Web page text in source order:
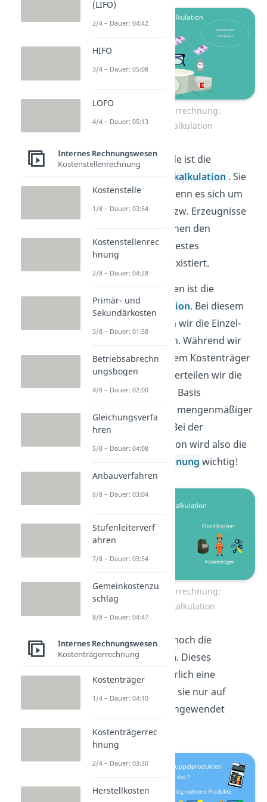
Kostenträgerrechnung:
Divisionskalkulation
Die zweite Methode ist die
Äquivalenzziffernkalkulation . Sie
wird verwendet, wenn es sich um
artgleiche Güter bzw. Erzeugnisse
handelt und zwischen den
Produktarten ein festes
Kostenverhältnis existiert.
Das dritte Verfahren ist die
Zuschlagskalkulation. Bei diesem
Verfahren trennen wir die Einzel-
und Gemeinkosten. Während wir
die Einzelkosten dem Kostenträger
direkt zuordnen, verteilen wir die
Gemeinkosten auf Basis
wertmäßiger oder mengenmäßiger
Schlüsselgrößen. Bei der
Zuschlagskalkulation wird also die
Kostenstellenrechnung wichtig!
Kostenträgerrechnung:
Zuschlagskalkulation
Als viertes gibt es noch die
Kuppelkalkulation. Dieses
Verfahren ist natürlich eine
Besonderheit, weil sie nur auf
Kuppelprodukte angewendet
werden kann.
(LIFO)
2/4 – Dauer: 04:42
HIFO
3/4 – Dauer: 05:08
LOFO
4/4 – Dauer: 05:13
Internes Rechnungswesen
Kostenstellenrechnung
Kostenstelle
1/8 – Dauer: 03:54
Kostenstellenrec
hnung
2/8 – Dauer: 04:28
Primär- und
Sekundärkosten
3/8 – Dauer: 01:58
Betriebsabrechn
ungsbogen
4/8 – Dauer: 02:00
Gleichungsverfa
hren
5/8 – Dauer: 04:08
Anbauverfahren
6/8 – Dauer: 03:04
Stufenleiterverf
ahren
7/8 – Dauer: 03:54
Gemeinkostenzu
schlag
8/8 – Dauer: 04:47
Internes Rechnungswesen
Kostenträgerrechnung
Kostenträger
1/4 – Dauer: 04:10
Kostenträgerrec
hnung
2/4 – Dauer: 03:30
Herstellkosten